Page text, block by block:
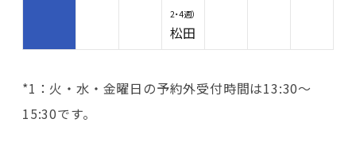
2・4週）
松田
*1：火・水・金曜日の予約外受付時間は13:30～
15:30です。